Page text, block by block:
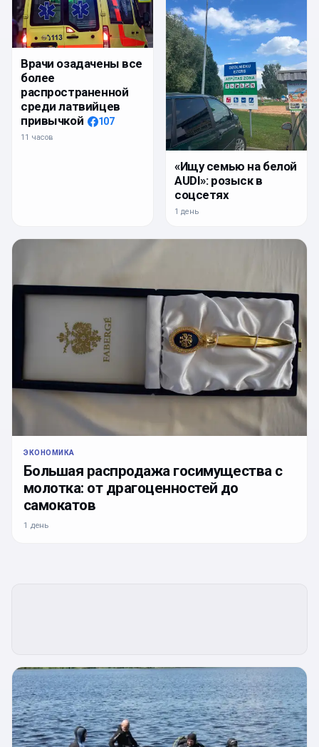
Врачи озадачены все
более
распространенной
среди латвийцев
привычкой
107
11 часов
«Ищу семью на белой
AUDI»: розыск в
соцсетях
1 день
ЭКОНОМИКА
Большая распродажа госимущества с
молотка: от драгоценностей до
самокатов
1 день